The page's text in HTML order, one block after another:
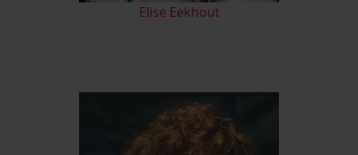
Elise Eekhout